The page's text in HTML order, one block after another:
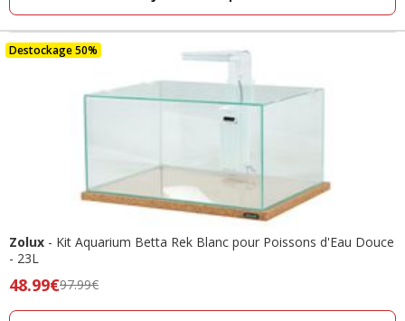
avis
prix
final
37.37€
Destockage 50%
Zolux - Kit Aquarium Betta Rek Blanc pour Poissons d'Eau Douce
- 23L
Prix
précédent
48.99€97.99€